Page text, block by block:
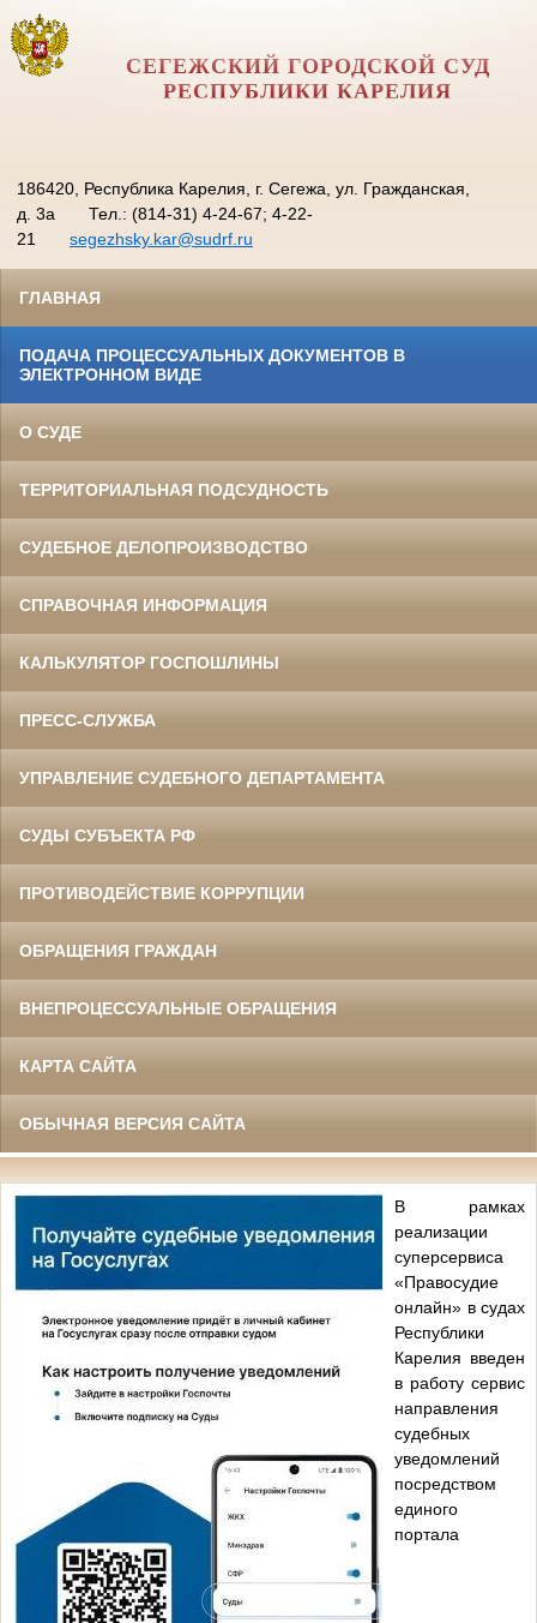
СЕГЕЖСКИЙ ГОРОДСКОЙ СУД
РЕСПУБЛИКИ КАРЕЛИЯ
186420, Республика Карелия, г. Сегежа, ул. Гражданская,
д. 3а
Тел.: (814-31) 4-24-67; 4-22-
21
segezhsky.kar@sudrf.ru
ГЛАВНАЯ
ПОДАЧА ПРОЦЕССУАЛЬНЫХ ДОКУМЕНТОВ В
ЭЛЕКТРОННОМ ВИДЕ
О СУДЕ
ТЕРРИТОРИАЛЬНАЯ ПОДСУДНОСТЬ
СУДЕБНОЕ ДЕЛОПРОИЗВОДСТВО
СПРАВОЧНАЯ ИНФОРМАЦИЯ
КАЛЬКУЛЯТОР ГОСПОШЛИНЫ
ПРЕСС-СЛУЖБА
УПРАВЛЕНИЕ СУДЕБНОГО ДЕПАРТАМЕНТА
СУДЫ СУБЪЕКТА РФ
ПРОТИВОДЕЙСТВИЕ КОРРУПЦИИ
ОБРАЩЕНИЯ ГРАЖДАН
ВНЕПРОЦЕССУАЛЬНЫЕ ОБРАЩЕНИЯ
КАРТА САЙТА
ОБЫЧНАЯ ВЕРСИЯ САЙТА
В рамках
реализации
суперсервиса
«Правосудие
онлайн» в судах
Республики
Карелия введен
в работу сервис
направления
судебных
уведомлений
посредством
единого
портала